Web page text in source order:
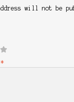
will not be
*